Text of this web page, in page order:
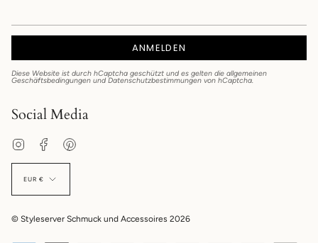
ANMELDEN
Diese Website ist durch hCaptcha geschützt und es gelten die allgemeinen
Geschäftsbedingungen und Datenschutzbestimmungen von hCaptcha.
Social Media
InstagramFacebook
EUR €
© Styleserver Schmuck und Accessoires 2026